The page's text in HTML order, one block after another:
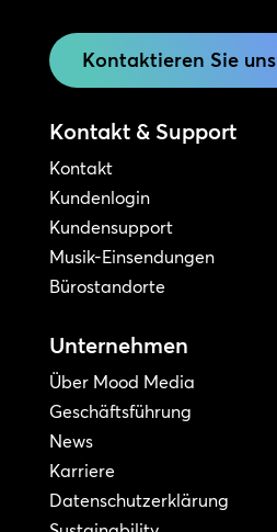
Kontaktieren Sie uns
Kontakt & Support
Kontakt
Kundenlogin
Kundensupport
Musik-Einsendungen
Bürostandorte
Unternehmen
Über Mood Media
Geschäftsführung
News
Karriere
Datenschutzerklärung